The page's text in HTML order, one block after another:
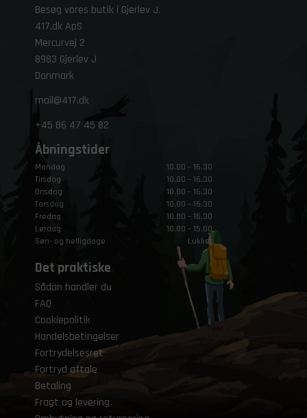
Besøg vores butik i Gjerlev J.
417.dk ApS
Mercurvej 2
8983 Gjerlev J
Danmark
mail@417.dk
+45 86 47 45 82
Åbningstider
Mandag
10.00 – 16.30
Tirsdag
10.00 – 16.30
Onsdag
10.00 – 16.30
Torsdag
10.00 – 16.30
Fredag
10.00 – 16.30
Lørdag
10.00 – 15.00
Søn- og helligdage
Lukket
Det praktiske
Sådan handler du
FAQ
Cookiepolitik
Handelsbetingelser
Fortrydelsesret
Fortryd aftale
Betaling
Fragt og levering